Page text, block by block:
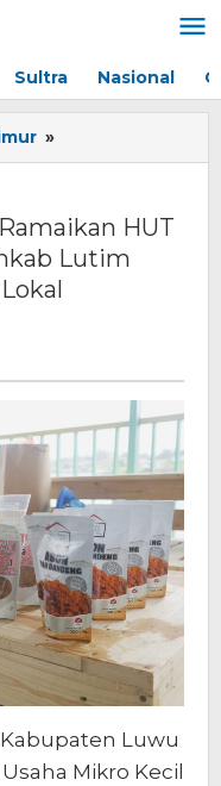
Sultra Nasional
»
Karya
HUT
RI
ke-
Pemkab
Dorong
Inovasi
Produk
Lokal
HUT
Lutim
Luwu
Mikro Kecil